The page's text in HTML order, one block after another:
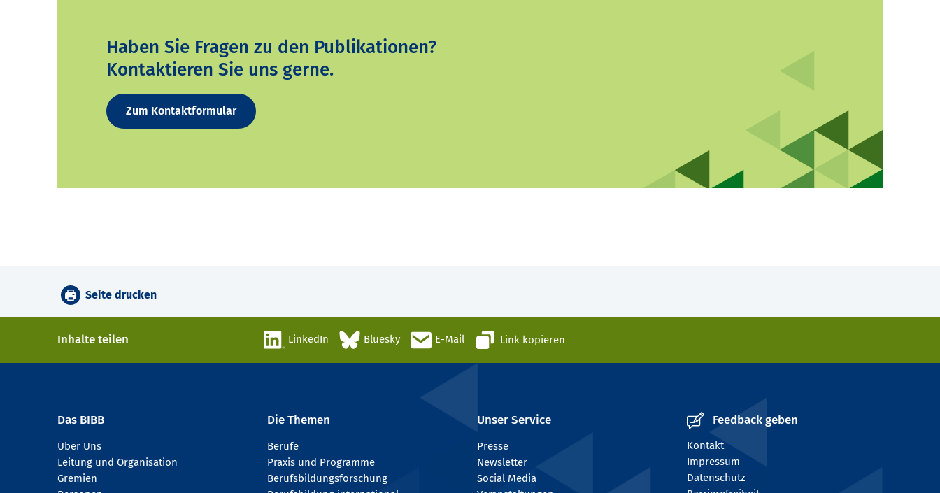
Haben Sie Fragen zu den Publikationen?
Kontaktieren Sie uns gerne.
Zum Kontaktformular
Seite drucken
Inhalte teilen LinkedIn Bluesky E-Mail Link kopieren
Das BIBB
Über Uns
Leitung und Organisation
Gremien
Die Themen
Berufe
Praxis und Programme
Berufsbildungsforschung
Unser Service
Presse
Newsletter
Social Media
Feedback geben
Kontakt
Impressum
Datenschutz